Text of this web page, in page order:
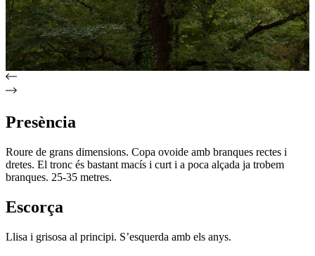
Presència
Roure de grans dimensions. Copa ovoide amb branques rectes i
dretes. El tronc és bastant macís i curt i a poca alçada ja trobem
branques. 25-35 metres.
Escorça
Llisa i grisosa al principi. S’esquerda amb els anys.